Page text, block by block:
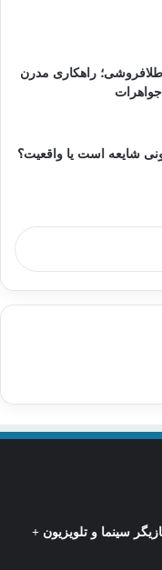
راهکاری مدرن
شایعه است یا واقعیت؟
سینما و تلویزیون +